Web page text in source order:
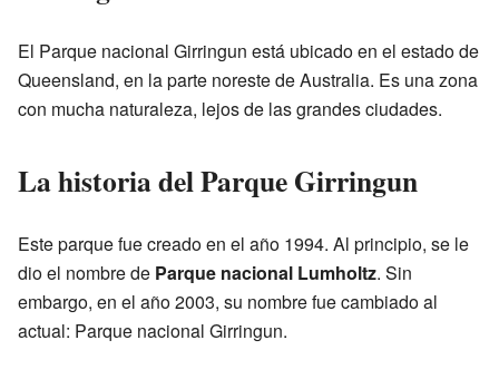
El Parque nacional Girringun está ubicado en el estado de
Queensland, en la parte noreste de Australia. Es una zona
con mucha naturaleza, lejos de las grandes ciudades.
La historia del Parque Girringun
Este parque fue creado en el año 1994. Al principio, se le
dio el nombre de Parque nacional Lumholtz. Sin
embargo, en el año 2003, su nombre fue cambiado al
actual: Parque nacional Girringun.